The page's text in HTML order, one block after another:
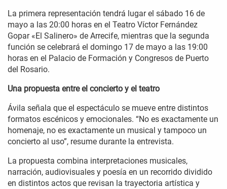
La primera representación tendrá lugar el sábado 16 de
mayo a las 20:00 horas en el Teatro Víctor Fernández
Gopar «El Salinero» de Arrecife, mientras que la segunda
función se celebrará el domingo 17 de mayo a las 19:00
horas en el Palacio de Formación y Congresos de Puerto
del Rosario.
Una propuesta entre el concierto y el teatro
Ávila señala que el espectáculo se mueve entre distintos
formatos escénicos y emocionales. “No es exactamente un
homenaje, no es exactamente un musical y tampoco un
concierto al uso”, resume durante la entrevista.
La propuesta combina interpretaciones musicales,
narración, audiovisuales y poesía en un recorrido dividido
en distintos actos que revisan la trayectoria artística y